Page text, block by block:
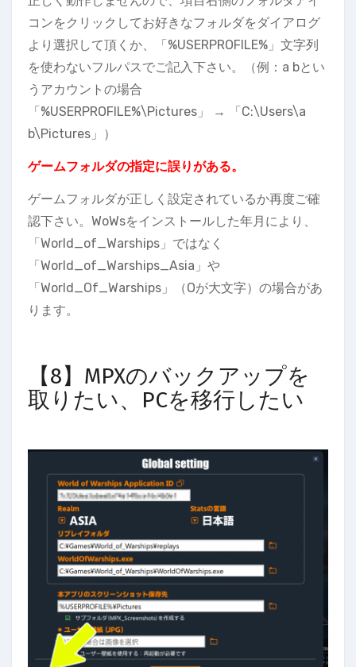
コンをクリックしてお好きなフォルダをダイアログ
より選択して頂くか、「%USERPROFILE%」文字列
を使わないフルパスでご記入下さい。（例：a bとい
うアカウントの場合
「%USERPROFILE%\Pictures」 → 「C:\Users\a
b\Pictures」）
ゲームフォルダの指定に誤りがある。
ゲームフォルダが正しく設定されているか再度ご確
認下さい。WoWsをインストールした年月により、
「World_of_Warships」ではなく
「World_of_Warships_Asia」や
「World_Of_Warships」（Oが大文字）の場合があ
ります。
【8】MPXのバックアップを
取りたい、PCを移行したい